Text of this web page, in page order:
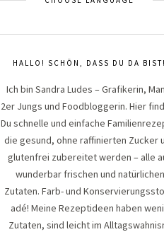
HALLO! SCHÖN, DASS DU DA BIST!
Ich bin Sandra Ludes – Grafikerin,
2er Jungs und Foodbloggerin. Hier
Du schnelle und einfache
die gesund, ohne raffinierten Zucker
glutenfrei zubereitet werden – alle
wunderbar frischen und natürlichen
Zutaten. Farb- und
adé! Meine Rezeptideen haben
Zutaten, sind leicht im